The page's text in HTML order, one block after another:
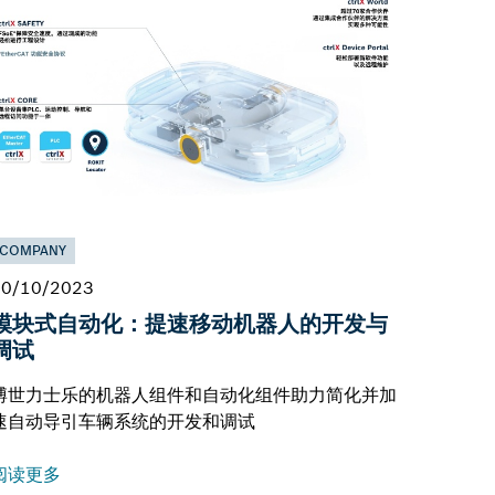
COMPANY
10/2023
块式自动化：提速移动机器人的开发与
试
世力士乐的机器人组件和自动化组件助力简化并加
自动导引车辆系统的开发和调试
读更多